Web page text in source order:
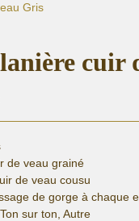
Gris
cuir
€
€
de veau grainé
de veau cousu
de gorge à chaque
sur ton, Autre